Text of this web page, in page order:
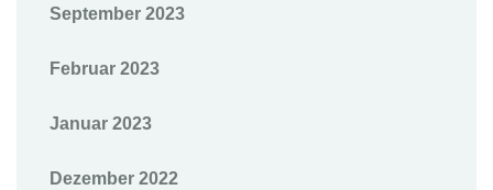
September 2023
Februar 2023
Januar 2023
Dezember 2022